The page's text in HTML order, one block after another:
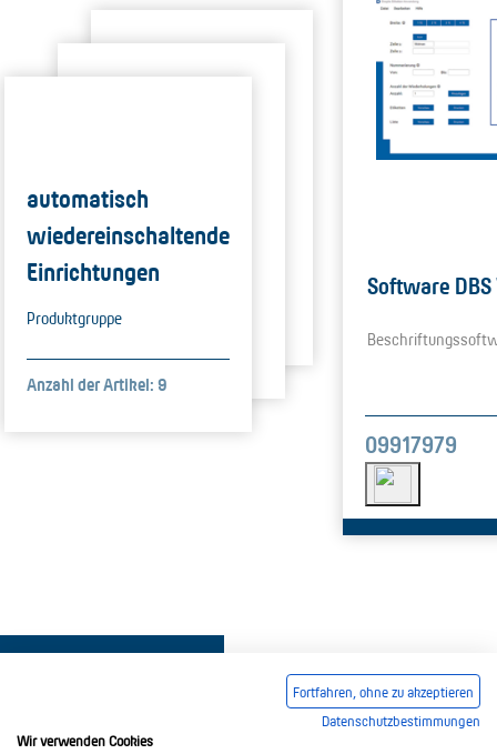
automatisch
wiedereinschaltende
Einrichtungen
Produktgruppe
Anzahl der Artikel: 9
Software DBS
09917979
Fortfahren, ohne zu akzeptieren
Datenschutzbestimmungen
Wir verwenden Cookies